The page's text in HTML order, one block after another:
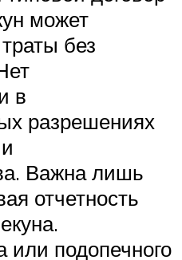
может
без
в
разрешениях
Важна лишь
отчетность
или подопечного